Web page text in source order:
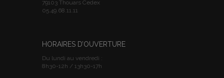
79103 Thouars Cedex
05.49.68.11.11
HORAIRES D’OUVERTURE
Du lundi au vendredi :
8h30-12h / 13h30-17h